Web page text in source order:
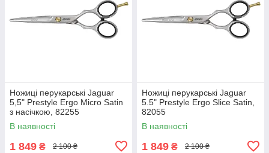
Ножиці перукарські Jaguar
5,5" Prestyle Ergo Micro Satin
з насічкою, 82255
В наявності
1 849 ₴ 2 100 ₴
Ножиці перукарські Jaguar
5.5" Prestyle Ergo Slice Satin,
82055
В наявності
1 849 ₴ 2 100 ₴